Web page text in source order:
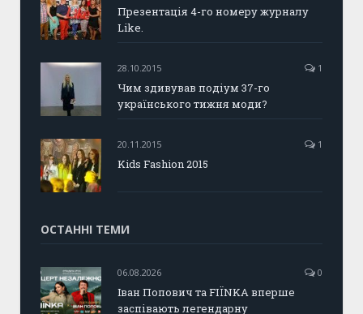
Презентація 4-го номеру журналу
Like.
28.10.2015 1
Чим здивував подіум 37-го
українського тижня моди?
20.11.2015 1
Kids Fashion 2015
ОСТАННІ ТЕМИ
06.08.2026 0
Іван Попович та FIÏNKA вперше
заспівають легендарну